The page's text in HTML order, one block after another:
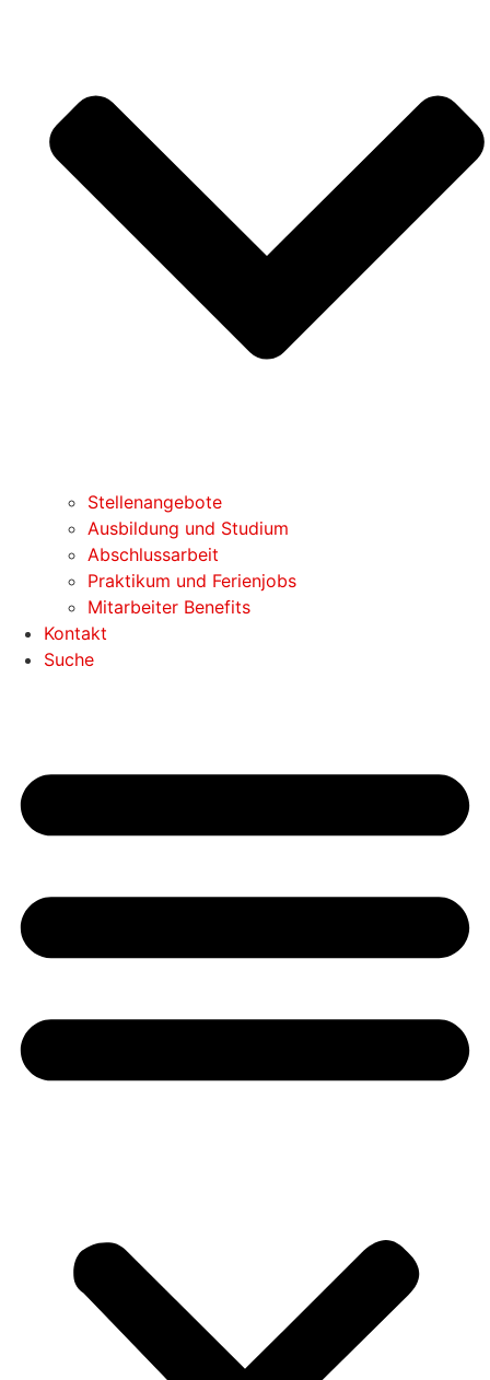
Stellenangebote
Ausbildung und Studium
Abschlussarbeit
Praktikum und Ferienjobs
Mitarbeiter Benefits
Kontakt
Suche